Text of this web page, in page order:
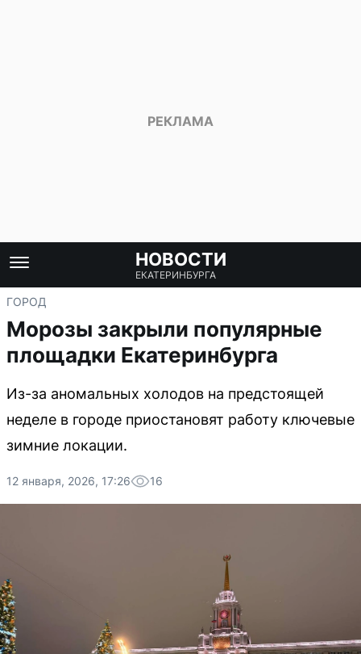
НОВОСТИ
ЕКАТЕРИНБУРГА
ГОРОД
Морозы закрыли популярные
площадки Екатеринбурга
Из-за аномальных холодов на предстоящей
неделе в городе приостановят работу ключевые
зимние локации.
12 января, 2026, 17:26 16